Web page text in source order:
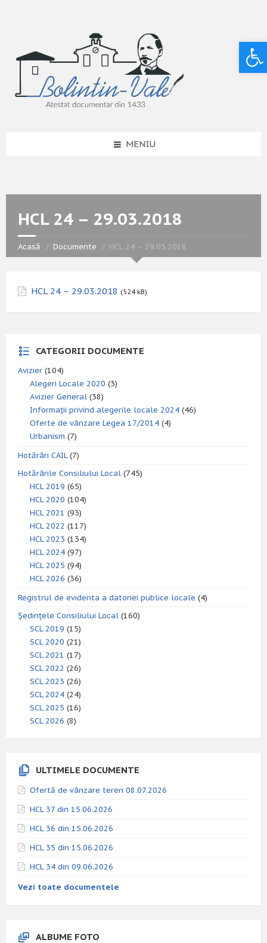
MENIU
HCL 24 – 29.03.2018
Acasă Documente HCL 24 – 29.03.2018
HCL 24 – 29.03.2018 (524 kB)
CATEGORII DOCUMENTE
Avizier (104)
Alegeri Locale 2020 (3)
Avizier General (38)
Informații privind alegerile locale 2024 (46)
Oferte de vânzare Legea 17/2014 (4)
Urbanism (7)
Hotărâri CAIL(7)
Hotărârile Consiliului Local (745)
HCL 2019 (65)
HCL 2020 (104)
HCL 2021 (93)
HCL 2022 (117)
HCL 2023 (134)
HCL 2024 (97)
HCL 2025 (94)
HCL 2026 (36)
Registrul de evidenta a datoriei publice locale (4)
Ședințele Consiliului Local (160)
SCL 2019 (15)
SCL 2020 (21)
SCL 2021 (17)
SCL 2022 (26)
SCL 2023 (26)
SCL 2024 (24)
SCL 2025 (16)
SCL 2026 (8)
ULTIMELE DOCUMENTE
Ofertă de vânzare teren 08.07.2026
HCL 37 din 15.06.2026
HCL 36 din 15.06.2026
HCL 35 din 15.06.2026
HCL 34 din 09.06.2026
Vezi toate documentele
ALBUME FOTO
Deschide bara de unelte